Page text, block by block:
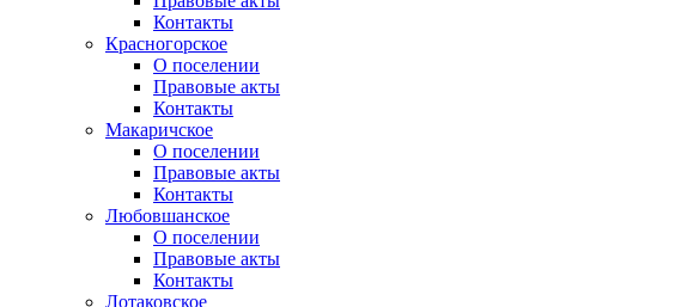
Контакты
Красногорское
О поселении
Правовые акты
Контакты
Макаричское
О поселении
Правовые акты
Контакты
Любовшанское
О поселении
Правовые акты
Контакты
Лотаковское